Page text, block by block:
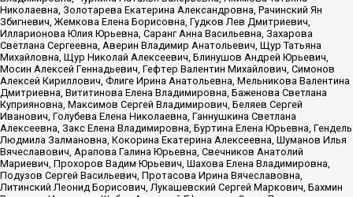
Николаевна, Золотарева Екатерина Александровна, Рачинский Ян
Збигневич, Жемкова Елена Борисовна, Гудков Лев Дмитриевич,
Илларионова Юлия Юрьевна, Саранг Анна Васильевна, Захарова
Светлана Сергеевна, Аверин Владимир Анатольевич, Щур Татьяна
Михайловна, Щур Николай Алексеевич, Блинушов Андрей Юрьевич,
Мосин Алексей Геннадьевич, Гефтер Валентин Михайлович, Симонов
Алексей Кириллович, Флиге Ирина Анатольевна, Мельникова Валентина
Дмитриевна, Вититинова Елена Владимировна, Баженова Светлана
Куприяновна, Максимов Сергей Владимирович, Беляев Сергей
Иванович, Голубева Елена Николаевна, Ганнушкина Светлана
Алексеевна, Закс Елена Владимировна, Буртина Елена Юрьевна, Гендель
Людмила Залмановна, Кокорина Екатерина Алексеевна, Шуманов Илья
Вячеславович, Арапова Галина Юрьевна, Свечников Анатолий
Мариевич, Прохоров Вадим Юрьевич, Шахова Елена Владимировна,
Подузов Сергей Васильевич, Протасова Ирина Вячеславовна,
Литинский Леонид Борисович, Лукашевский Сергей Маркович, Бахмин